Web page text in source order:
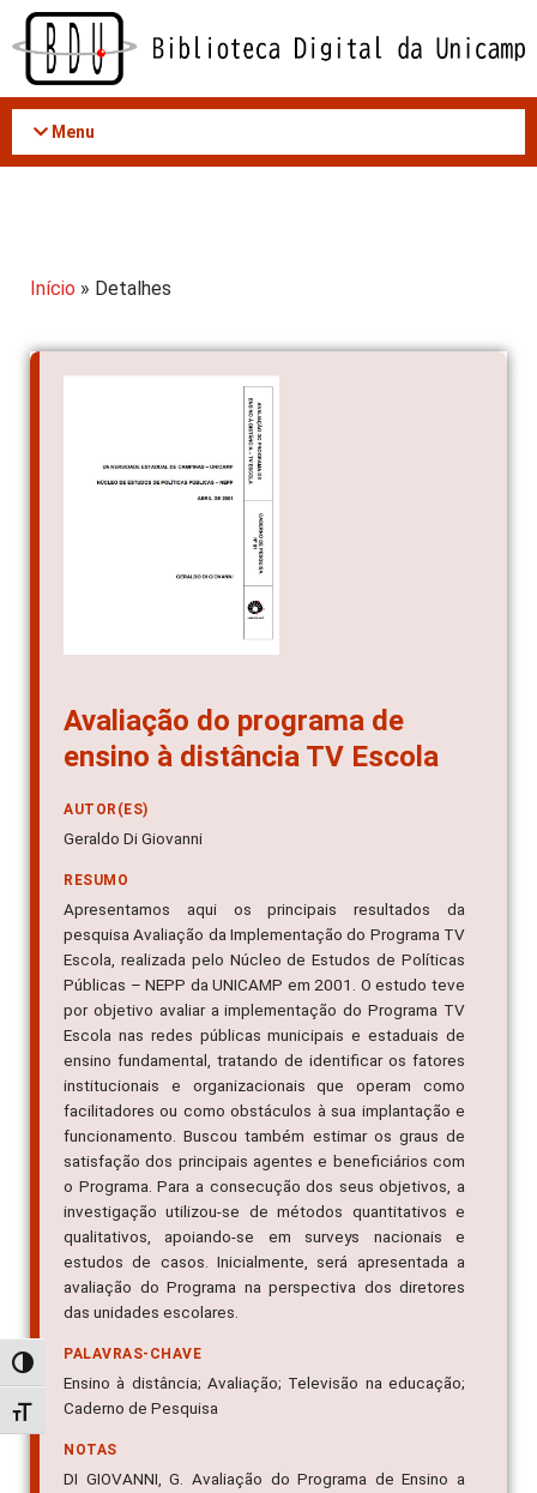
Acessar
conteúdo
Alternar alto contraste
Alternar tamanho da fonte
Menu
Início » Detalhes
Avaliação do programa de
ensino à distância TV Escola
AUTOR(ES)
Geraldo Di Giovanni
RESUMO
Apresentamos aqui os principais resultados da
pesquisa Avaliação da Implementação do Programa TV
Escola, realizada pelo Núcleo de Estudos de Políticas
Públicas – NEPP da UNICAMP em 2001. O estudo teve
por objetivo avaliar a implementação do Programa TV
Escola nas redes públicas municipais e estaduais de
ensino fundamental, tratando de identificar os fatores
institucionais e organizacionais que operam como
facilitadores ou como obstáculos à sua implantação e
funcionamento. Buscou também estimar os graus de
satisfação dos principais agentes e beneficiários com
o Programa. Para a consecução dos seus objetivos, a
investigação utilizou-se de métodos quantitativos e
qualitativos, apoiando-se em surveys nacionais e
estudos de casos. Inicialmente, será apresentada a
avaliação do Programa na perspectiva dos diretores
das unidades escolares.
PALAVRAS-CHAVE
Ensino à distância; Avaliação; Televisão na educação;
Caderno de Pesquisa
NOTAS
DI GIOVANNI, G. Avaliação do Programa de Ensino a